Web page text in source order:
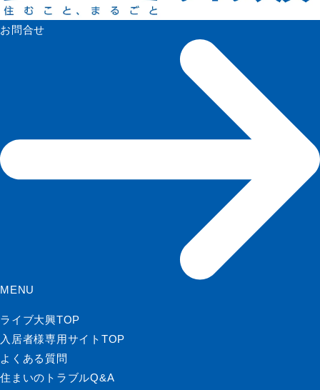
お問合せ
MENU
ライブ大興TOP
入居者様専用サイトTOP
よくある質問
住まいのトラブルQ&A